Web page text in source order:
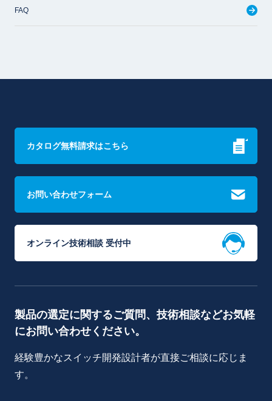
FAQ
カタログ無料請求はこちら
お問い合わせフォーム
オンライン技術相談 受付中
製品の選定に関するご質問、技術相談などお気軽
にお問い合わせください。
経験豊かなスイッチ開発設計者が直接ご相談に応じま
す。